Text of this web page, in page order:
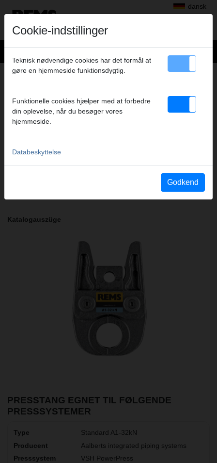
dansk
Produkter>Radialpress>REMS presstænger/REMS pressringe
REMS PRESSTANG VMPZ 3/4"
(PZ-2B) A1-32KN
Sikkerhedsanvisning PZ/PR/ZZ/PZ E01 / Kabelsaks
Katalogauszüge
PRESSTANG EGNET TIL FØLGENDE
PRESSSYSTEMER
Standard A1-32kN
Aalberts integrated piping systems
VSH PowerPress
Cookie-indstillinger
Teknisk nødvendige cookies har det formål at
gøre en hjemmeside funktionsdygtig.
Funktionelle cookies hjælper med at forbedre
din oplevelse, når du besøger vores
hjemmeside.
Databeskyttelse
Godkend